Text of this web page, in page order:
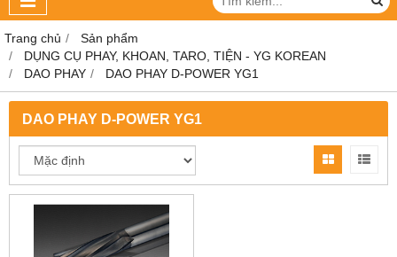
Trang chủ
Sản phẩm
DỤNG CỤ PHAY, KHOAN, TARO, TIỆN - YG KOREAN
DAO PHAY
DAO PHAY D-POWER YG1
DAO PHAY D-POWER YG1